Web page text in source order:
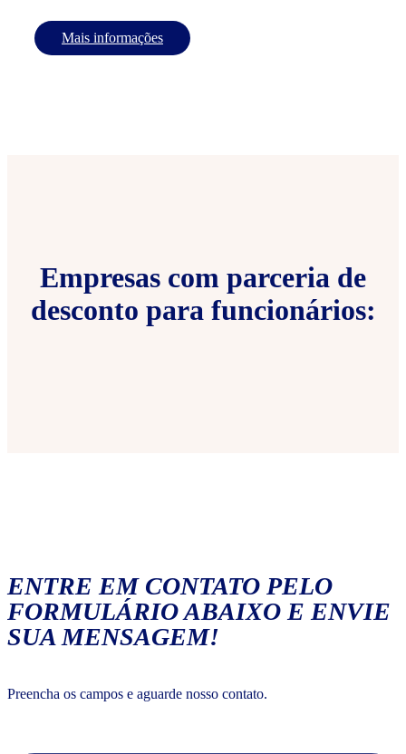
Mais informações
Empresas com parceria de
desconto para funcionários:
ENTRE EM CONTATO PELO
FORMULÁRIO ABAIXO E ENVIE
SUA MENSAGEM!
Preencha os campos e aguarde nosso contato.